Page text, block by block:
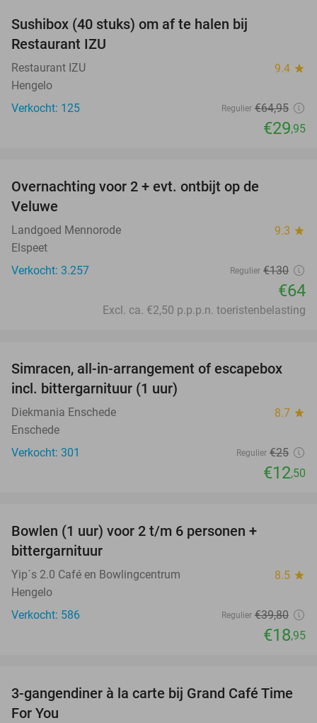
Sushibox (40 stuks) om af te halen bij
Restaurant IZU
Restaurant IZU 9.4 star
Hengelo
Verkocht: 125
Regulier €64,95
€29,95
Overnachting voor 2 + evt. ontbijt op de
Veluwe
Landgoed Mennorode 9.3 star
Elspeet
Verkocht: 3.257
Regulier €130
€64
Excl. ca. €2,50 p.p.p.n. toeristenbelasting
50%
Simracen, all-in-arrangement of escapebox
incl. bittergarnituur (1 uur)
Diekmania Enschede 8.7 star
Enschede
Verkocht: 301
Regulier €25
€12,50
Bowlen (1 uur) voor 2 t/m 6 personen +
bittergarnituur
Yip´s 2.0 Café en Bowlingcentrum 8.5 star
Hengelo
Verkocht: 586
Regulier €39,80
€18,95
32%
3-gangendiner à la carte bij Grand Café Time
For You